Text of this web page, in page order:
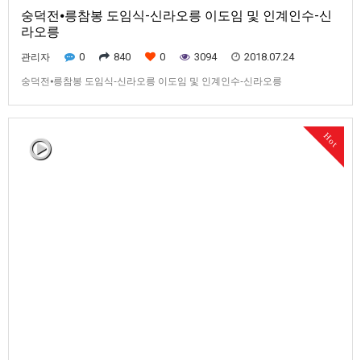
숭덕전⦁릉참봉 도임식-신라오릉 이도임 및 인계인수-신
라오릉
관리자 0 840 0 3094 2018.07.24
숭덕전⦁릉참봉 도임식-신라오릉 이도임 및 인계인수-신라오릉
Hot